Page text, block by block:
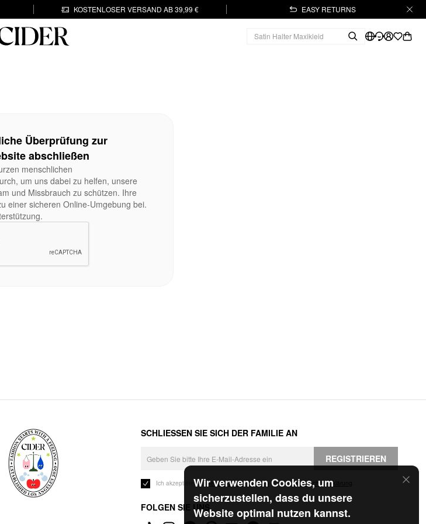
KOSTENLOSER VERSAND AB 39,99 € EASY RETURNS
Wir verwenden Cookies, um
sicherzustellen, dass du unsere
Website optimal nutzen kannst.
Überprüfung zur
abschließen
menschlichen
um uns dabei zu helfen, unsere
und Missbrauch zu schützen. Ihre
einer sicheren Online-Umgebung bei.
SCHLIESSEN SIE SICH DER FAMILIE AN
REGISTRIEREN
Ich akzeptiere dieGeschäftsbedingungen und die Datenschutzerklärung
FOLGEN SIE UNS